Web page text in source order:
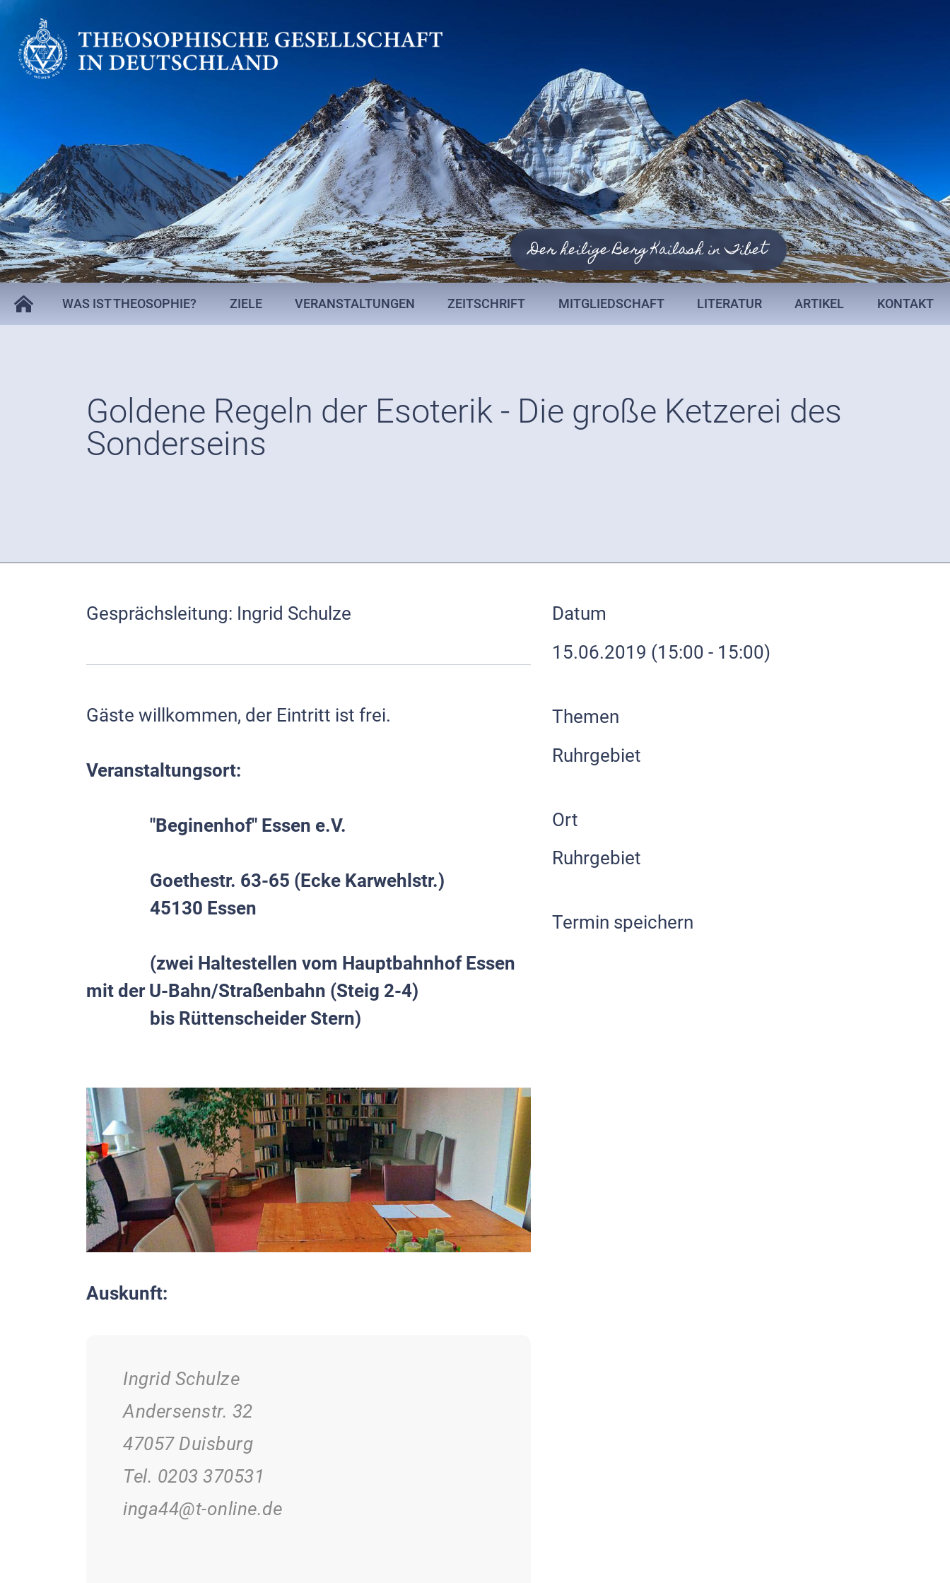
Der heilige Berg Kailash in Tibet
WAS IST THEOSOPHIE? ZIELE VERANSTALTUNGEN ZEITSCHRIFT MITGLIEDSCHAFT LITERATUR ARTIKEL KONTAKT
Goldene Regeln der Esoterik - Die große Ketzerei des
Sonderseins
Gesprächsleitung: Ingrid Schulze
Gäste willkommen, der Eintritt ist frei.
Veranstaltungsort:
               "Beginenhof" Essen e.V.
Goethestr. 63-65 (Ecke Karwehlstr.)
               45130 Essen
(zwei Haltestellen vom Hauptbahnhof Essen
mit der U-Bahn/Straßenbahn (Steig 2-4)
bis Rüttenscheider Stern)
Auskunft:
Ingrid Schulze
Andersenstr. 32
47057 Duisburg
Tel. 0203 370531
inga44@t-online.de
Datum
15.06.2019 (15:00 - 15:00)
Themen
Ruhrgebiet
Ort
Ruhrgebiet
Termin speichern